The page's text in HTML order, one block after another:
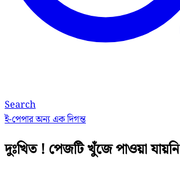
Search
ই-পেপারঅন্য এক দিগন্ত
দুঃখিত ! পেজটি খুঁজে পাওয়া যায়নি